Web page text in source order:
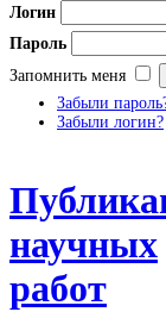
Логин
Пароль
Запомнить меня
Забыли
Забыли логин?
научных
работ